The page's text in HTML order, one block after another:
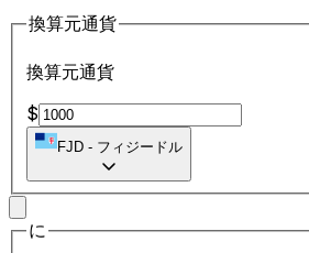
換算元通貨
換算元通貨
$
FJD - フィジードル
に